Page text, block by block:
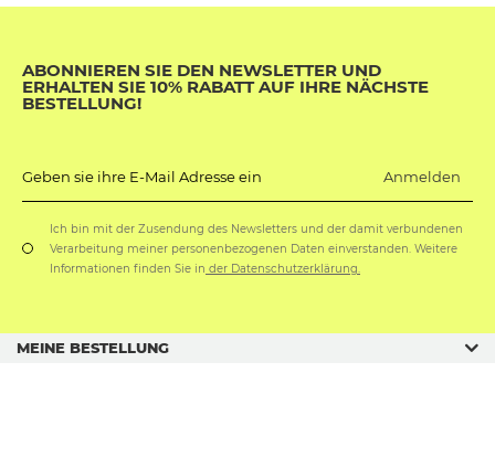
ABONNIEREN SIE DEN NEWSLETTER UND
ERHALTEN SIE 10% RABATT AUF IHRE NÄCHSTE
BESTELLUNG!
Geben sie ihre E-Mail Adresse ein Anmelden
Ich bin mit der Zusendung des Newsletters und der damit verbundenen
Verarbeitung meiner personenbezogenen Daten einverstanden. Weitere
Informationen finden Sie in der Datenschutzerklärung.
MEINE BESTELLUNG